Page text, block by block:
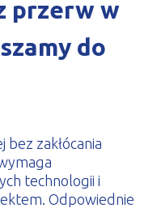
przerw w
do
zakłócania
technologii i
Odpowiednie